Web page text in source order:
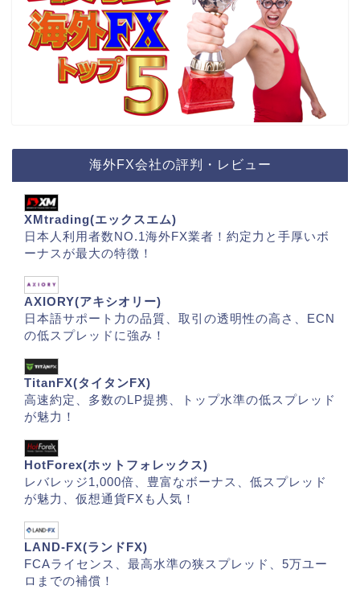
海外FX会社の評判・レビュー
XMtrading(エックスエム)
日本人利用者数NO.1海外FX業者！約定力と手厚いボ
ーナスが最大の特徴！
AXIORY(アキシオリー)
日本語サポート力の品質、取引の透明性の高さ、ECN
の低スプレッドに強み！
TitanFX(タイタンFX)
高速約定、多数のLP提携、トップ水準の低スプレッド
が魅力！
HotForex(ホットフォレックス)
レバレッジ1,000倍、豊富なボーナス、低スプレッド
が魅力、仮想通貨FXも人気！
LAND-FX(ランドFX)
FCAライセンス、最高水準の狭スプレッド、5万ユー
ロまでの補償！